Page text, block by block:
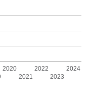
2020
2021
2022
2023
2024